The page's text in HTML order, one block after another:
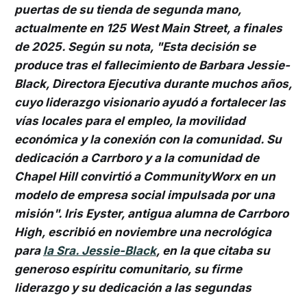
puertas de su tienda de segunda mano,
actualmente en 125 West Main Street, a finales
de 2025. Según su nota, "Esta decisión se
produce tras el fallecimiento de Barbara Jessie-
Black, Directora Ejecutiva durante muchos años,
cuyo liderazgo visionario ayudó a fortalecer las
vías locales para el empleo, la movilidad
económica y la conexión con la comunidad. Su
dedicación a Carrboro y a la comunidad de
Chapel Hill convirtió a CommunityWorx en un
modelo de empresa social impulsada por una
misión". Iris Eyster, antigua alumna de Carrboro
High, escribió en noviembre una necrológica
para la Sra. Jessie-Black, en la que citaba su
generoso espíritu comunitario, su firme
liderazgo y su dedicación a las segundas